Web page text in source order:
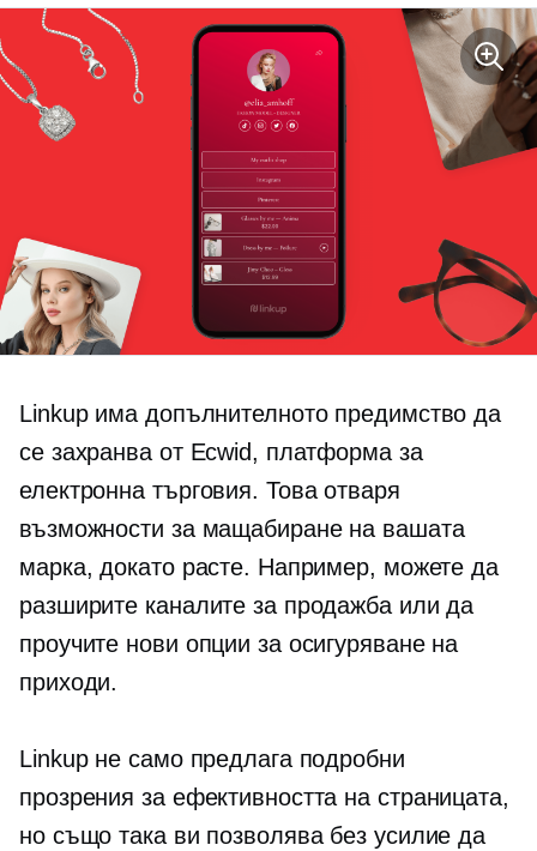
Linkup има допълнителното предимство да
се захранва от Ecwid, платформа за
електронна търговия. Това отваря
възможности за мащабиране на вашата
марка, докато расте. Например, можете да
разширите каналите за продажба или да
проучите нови опции за осигуряване на
приходи.
Linkup не само предлага подробни
прозрения за ефективността на страницата,
но също така ви позволява без усилие да